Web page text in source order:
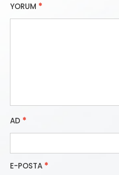
YORUM *
AD *
E-POSTA *